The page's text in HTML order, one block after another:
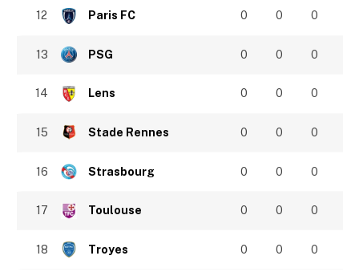
12 Paris FC 0 0 0
13 PSG 0 0 0
14 Lens 0 0 0
15 Stade Rennes 0 0 0
16 Strasbourg 0 0 0
17 Toulouse 0 0 0
18 Troyes 0 0 0